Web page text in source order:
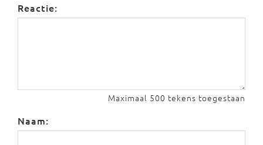
Reactie:
Maximaal 500 tekens toegestaan
Naam: